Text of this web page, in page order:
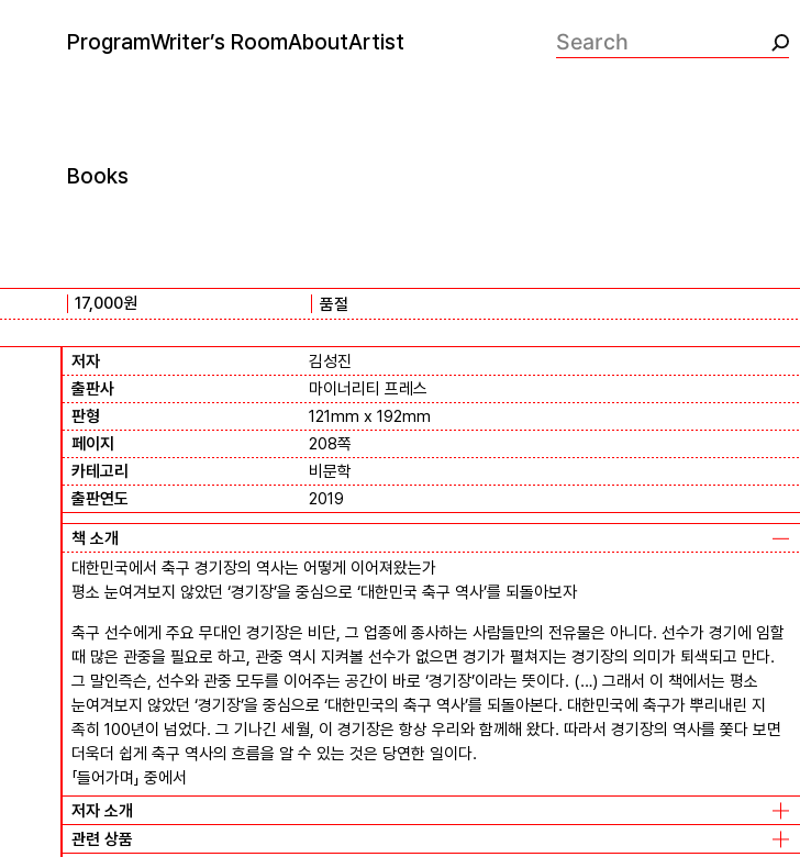
ProgramWriter’s RoomAboutArtist 검색:
Books
17,000원 품절
저자
김성진
출판사
마이너리티 프레스
판형
121mm x 192mm
페이지
208쪽
카테고리
비문학
출판연도
2019
책 소개
대한민국에서 축구 경기장의 역사는 어떻게 이어져왔는가
평소 눈여겨보지 않았던 ‘경기장’을 중심으로 ‘대한민국 축구 역사’를 되돌아보자
축구 선수에게 주요 무대인 경기장은 비단, 그 업종에 종사하는 사람들만의 전유물은 아니다. 선수가 경기에 임할
때 많은 관중을 필요로 하고, 관중 역시 지켜볼 선수가 없으면 경기가 펼쳐지는 경기장의 의미가 퇴색되고 만다.
그 말인즉슨, 선수와 관중 모두를 이어주는 공간이 바로 ‘경기장’이라는 뜻이다. (…) 그래서 이 책에서는 평소
눈여겨보지 않았던 ‘경기장’을 중심으로 ‘대한민국의 축구 역사’를 되돌아본다. 대한민국에 축구가 뿌리내린 지
족히 100년이 넘었다. 그 기나긴 세월, 이 경기장은 항상 우리와 함께해 왔다. 따라서 경기장의 역사를 쫓다 보면
더욱더 쉽게 축구 역사의 흐름을 알 수 있는 것은 당연한 일이다.
「들어가며」 중에서
저자 소개
관련 상품